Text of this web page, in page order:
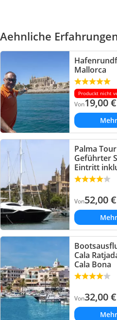
Aehnliche
Mallorca
Produckt nicht
Von19,00€
Palma
Geführter
Eintritt
Von52,00€
Cala
Cala Bona
Von32,00€